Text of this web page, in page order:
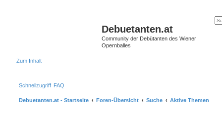
Debuetanten.at
Community der Debütanten des Wiener
Opernballes
Zum Inhalt
Schnellzugriff FAQ
Debuetanten.at - Startseite Foren-Übersicht Suche Aktive Themen